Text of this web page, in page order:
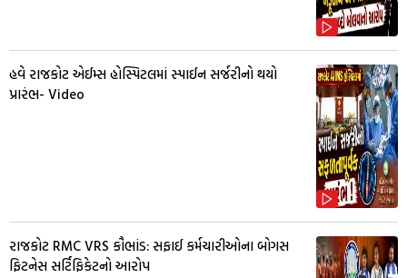
હવે રાજકોટ એઈમ્સ હોસ્પિટલમાં સ્પાઈન સર્જરીનો થયો
પ્રારંભ- Video
રાજકોટ RMC VRS કૌભાંડ: સફાઈ કર્મચારીઓના બોગસ
ફિટનેસ સર્ટિફિકેટનો આરોપ